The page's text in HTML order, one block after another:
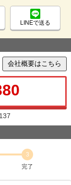
LINEで送る
会社概要はこちら
3
完了